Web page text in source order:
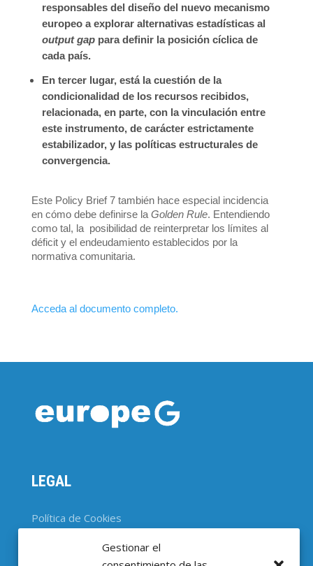
Gestionar el
responsables del diseño del nuevo mecanismo
europeo a explorar alternativas estadísticas al
output gappara definir la posición cíclica de
cada país.
En tercer lugar, está la cuestión de la
condicionalidad de los recursos recibidos,
relacionada, en parte, con la vinculación entre
este instrumento, de carácter estrictamente
estabilizador, y las políticas estructurales de
convergencia.
Este Policy Brief 7 también hace especial incidencia
en cómo debe definirse la Golden Rule. Entendiendo
como tal, la posibilidad de reinterpretar los límites al
déficit y el endeudamiento establecidos por la
normativa comunitaria.
Acceda al documento completo.
LEGAL
Política de Cookies